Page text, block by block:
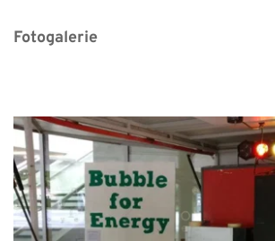
Fotogalerie